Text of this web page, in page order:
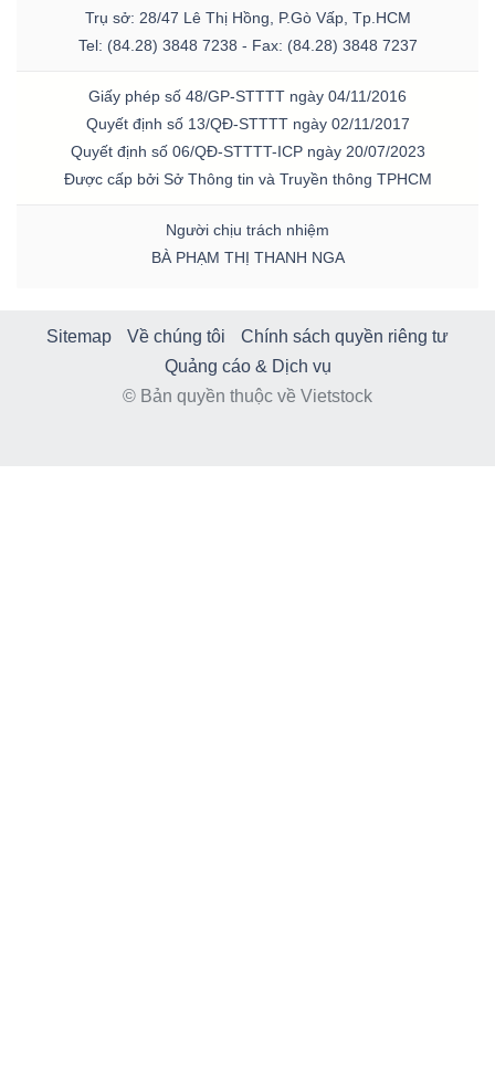
Trụ sở: 28/47 Lê Thị Hồng, P.Gò Vấp, Tp.HCM
Tel: (84.28) 3848 7238 - Fax: (84.28) 3848 7237
Giấy phép số 48/GP-STTTT ngày 04/11/2016
Quyết định số 13/QĐ-STTTT ngày 02/11/2017
Quyết định số 06/QĐ-STTTT-ICP ngày 20/07/2023
Được cấp bởi Sở Thông tin và Truyền thông TPHCM
Người chịu trách nhiệm
BÀ PHẠM THỊ THANH NGA
Sitemap Về chúng tôi
Chính sách quyền riêng tư
Quảng cáo & Dịch vụ
© Bản quyền thuộc về Vietstock